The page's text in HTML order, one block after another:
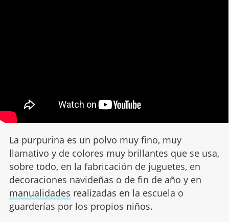
La purpurina es un polvo muy fino, muy
llamativo y de colores muy brillantes que se usa,
sobre todo, en la fabricación de juguetes, en
decoraciones navideñas o de fin de año y en
manualidades realizadas en la escuela o
guarderías por los propios niños.